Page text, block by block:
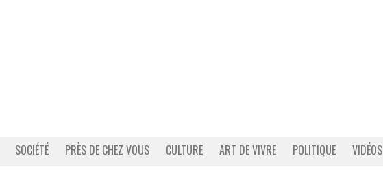
SOCIÉTÉ PRÈS DE CHEZ VOUS CULTURE ART DE VIVRE POLITIQUE VIDÉOS